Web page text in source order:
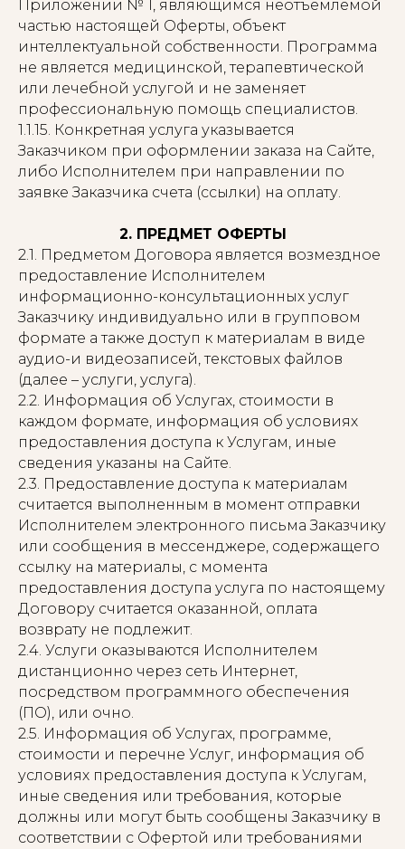
Приложении № 1, являющимся неотъемлемой
частью настоящей Оферты, объект
интеллектуальной собственности. Программа
не является медицинской, терапевтической
или лечебной услугой и не заменяет
профессиональную помощь специалистов.
1.1.15. Конкретная услуга указывается
Заказчиком при оформлении заказа на Сайте,
либо Исполнителем при направлении по
заявке Заказчика счета (ссылки) на оплату.
2. ПРЕДМЕТ ОФЕРТЫ
2.1. Предметом Договора является возмездное
предоставление Исполнителем
информационно-консультационных услуг
Заказчику индивидуально или в групповом
формате а также доступ к материалам в виде
аудио-и видеозаписей, текстовых файлов
(далее – услуги, услуга).
2.2. Информация об Услугах, стоимости в
каждом формате, информация об условиях
предоставления доступа к Услугам, иные
сведения указаны на Сайте.
2.3. Предоставление доступа к материалам
считается выполненным в момент отправки
Исполнителем электронного письма Заказчику
или сообщения в мессенджере, содержащего
ссылку на материалы, с момента
предоставления доступа услуга по настоящему
Договору считается оказанной, оплата
возврату не подлежит.
2.4. Услуги оказываются Исполнителем
дистанционно через сеть Интернет,
посредством программного обеспечения
(ПО), или очно.
2.5. Информация об Услугах, программе,
стоимости и перечне Услуг, информация об
условиях предоставления доступа к Услугам,
иные сведения или требования, которые
должны или могут быть сообщены Заказчику в
соответствии с Офертой или требованиями